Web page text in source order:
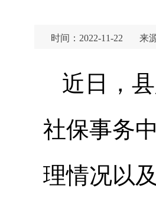
时间：2022-11-22 来
近日，
社保事务
理情况以